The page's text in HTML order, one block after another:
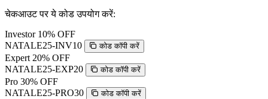
चेकआउट पर ये कोड उपयोग करें:
Investor 10% OFF
NATALE25-INV10
कोड कॉपी करें
Expert 20% OFF
NATALE25-EXP20
कोड कॉपी करें
Pro 30% OFF
NATALE25-PRO30
कोड कॉपी करें